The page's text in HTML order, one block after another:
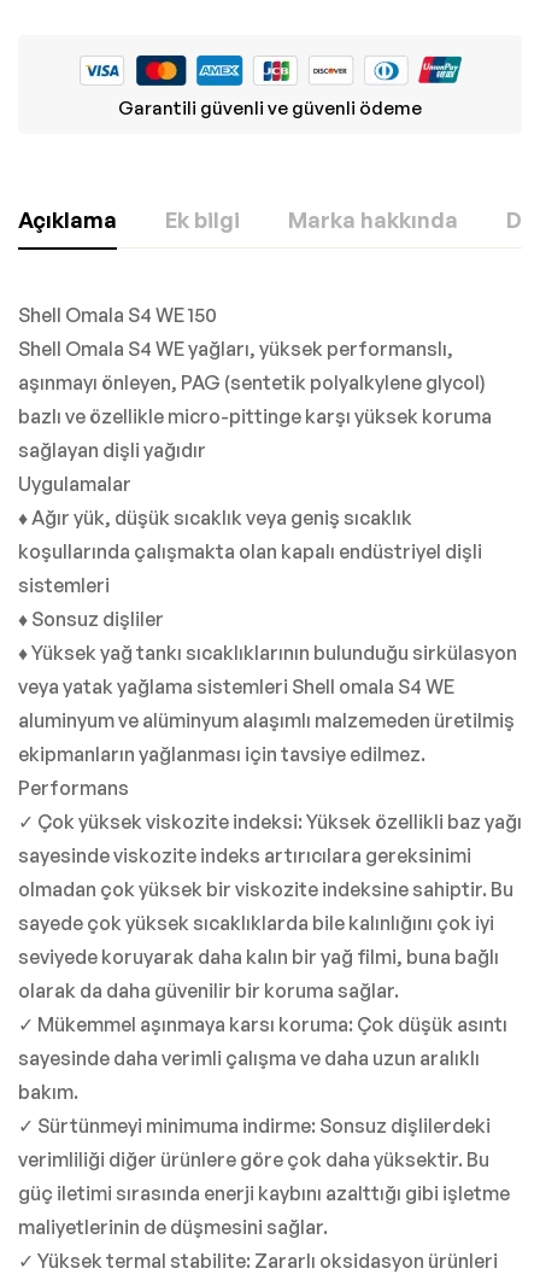
Garantili güvenli ve güvenli ödeme
Açıklama Ek bilgi Marka hakkında
Shell Omala S4 WE 150
Shell Omala S4 WE yağları, yüksek performanslı,
aşınmayı önleyen, PAG (sentetik polyalkylene glycol)
bazlı ve özellikle micro-pittinge karşı yüksek koruma
sağlayan dişli yağıdır
Uygulamalar
♦ Ağır yük, düşük sıcaklık veya geniş sıcaklık
koşullarında çalışmakta olan kapalı endüstriyel dişli
sistemleri
♦ Sonsuz dişliler
♦ Yüksek yağ tankı sıcaklıklarının bulunduğu sirkülasyon
veya yatak yağlama sistemleri Shell omala S4 WE
aluminyum ve alüminyum alaşımlı malzemeden üretilmiş
ekipmanların yağlanması için tavsiye edilmez.
Performans
✓ Çok yüksek viskozite indeksi: Yüksek özellikli baz yağı
sayesinde viskozite indeks artırıcılara gereksinimi
olmadan çok yüksek bir viskozite indeksine sahiptir. Bu
sayede çok yüksek sıcaklıklarda bile kalınlığını çok iyi
seviyede koruyarak daha kalın bir yağ filmi, buna bağlı
olarak da daha güvenilir bir koruma sağlar.
✓ Mükemmel aşınmaya karsı koruma: Çok düşük asıntı
sayesinde daha verimli çalışma ve daha uzun aralıklı
bakım.
✓ Sürtünmeyi minimuma indirme: Sonsuz dişlilerdeki
verimliliği diğer ürünlere göre çok daha yüksektir. Bu
güç iletimi sırasında enerji kaybını azalttığı gibi işletme
maliyetlerinin de düşmesini sağlar.
✓ Yüksek termal stabilite: Zararlı oksidasyon ürünleri